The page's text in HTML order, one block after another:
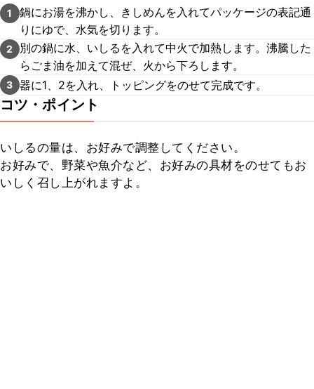
1
鍋にお湯を沸かし、きしめんを入れてパッケージの表記通
りにゆで、水気を切ります。
2
別の鍋に水、いしるを入れて中火で加熱します。沸騰した
らごま油を加えて混ぜ、火から下ろします。
3 器に1、2を入れ、トッピングをのせて完成です。
コツ・ポイント
いしるの量は、お好みで調整してください。
お好みで、野菜や魚介など、お好みの具材をのせてもお
いしく召し上がれますよ。